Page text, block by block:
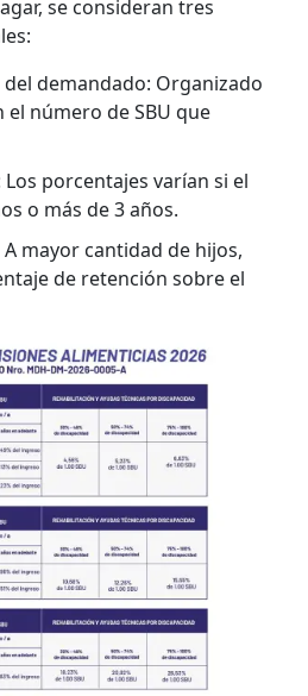
se consideran tres
demandado: Organizado
el número de SBU que
porcentajes varían si el
o más de 3 años.
mayor cantidad de hijos,
de retención sobre el